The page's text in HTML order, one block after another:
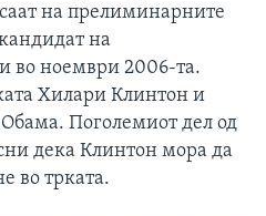
на прелиминарните
на
во ноември 2006-та.
Хилари Клинтон и
Поголемиот дел од
дека Клинтон мора да
во трката.